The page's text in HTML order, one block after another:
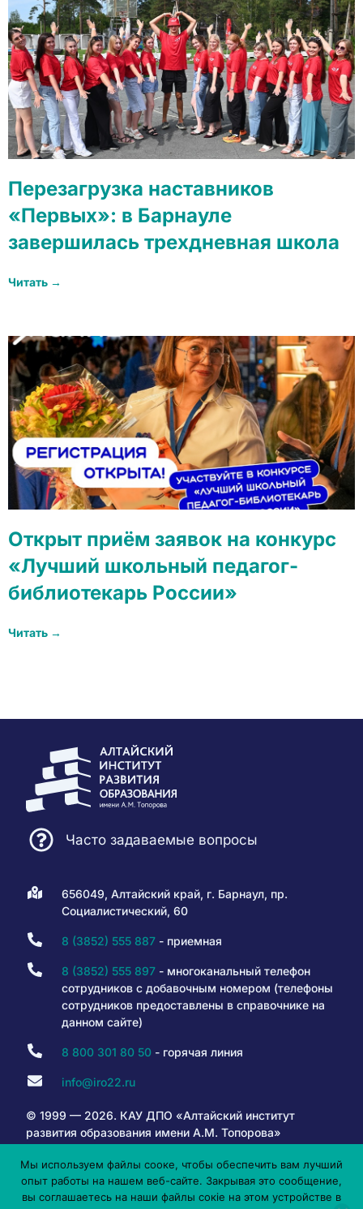
Перезагрузка наставников
«Первых»: в Барнауле
завершилась трехдневная школа
Читать →
Открыт приём заявок на конкурс
«Лучший школьный педагог-
библиотекарь России»
Читать →
Часто задаваемые вопросы
656049, Алтайский край, г. Барнаул, пр.
Социалистический, 60
8 (3852) 555 887- приемная
8 (3852) 555 897- многоканальный телефон
сотрудников с добавочным номером (телефоны
сотрудников предоставлены в справочнике на
данном сайте)
8 800 301 80 50- горячая линия
info@iro22.ru
© 1999 — 2026. КАУ ДПО «Алтайский институт
развития образования имени А.М. Топорова»
6+
Мы используем файлы сооке, чтобы обеспечить вам лучший
опыт работы на нашем веб-сайте. Закрывая это сообщение,
вы соглашаетесь на наши файлы сокіе на этом устройстве в